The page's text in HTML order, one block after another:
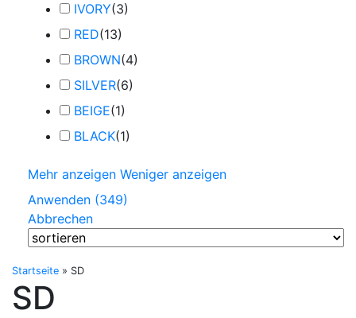
IVORY(3)
RED(13)
BROWN(4)
SILVER(6)
BEIGE(1)
BLACK(1)
Mehr anzeigen Weniger anzeigen
Anwenden (349)
Abbrechen
Startseite » SD
SD